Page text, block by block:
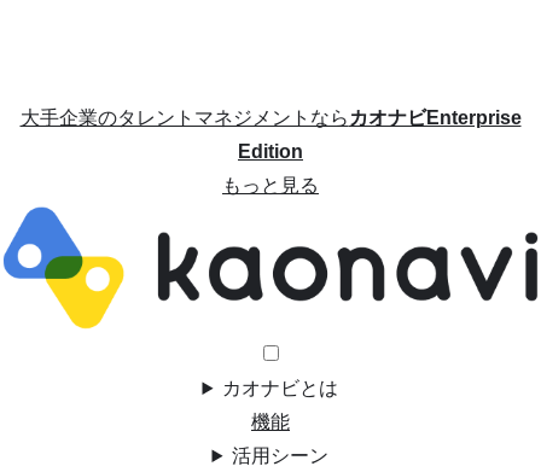
大手企業のタレントマネジメントならカオナビEnterprise
Edition
もっと見る
カオナビとは
機能
活用シーン